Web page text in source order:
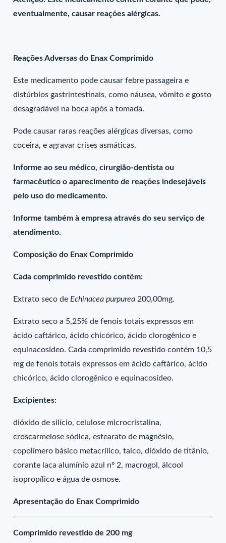
eventualmente, causar reações alérgicas.
Reações Adversas do Enax Comprimido
Este medicamento pode causar febre passageira e
distúrbios gastrintestinais, como náusea, vômito e gosto
desagradável na boca após a tomada.
Pode causar raras reações alérgicas diversas, como
coceira, e agravar crises asmáticas.
Informe ao seu médico, cirurgião-dentista ou
farmacêutico o aparecimento de reações indesejáveis
pelo uso do medicamento.
Informe também à empresa através do seu serviço de
atendimento.
Composição do Enax Comprimido
Cada comprimido revestido contém:
Extrato seco de Echinacea purpurea 200,00mg.
Extrato seco a 5,25% de fenois totais expressos em
ácido caftárico, ácido chicórico, ácido clorogênico e
equinacosídeo. Cada comprimido revestido contém 10,5
mg de fenois totais expressos em ácido caftárico, ácido
chicórico, ácido clorogênico e equinacosídeo.
Excipientes:
dióxido de silício, celulose microcristalina,
croscarmelose sódica, estearato de magnésio,
copolímero básico metacrílico, talco, dióxido de titânio,
corante laca alumínio azul nº 2, macrogol, álcool
isopropílico e água de osmose.
Apresentação do Enax Comprimido
Comprimido revestido de 200 mg